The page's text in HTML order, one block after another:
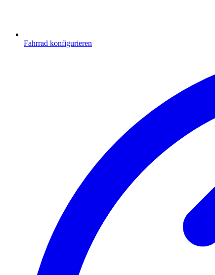
Fahrrad konfigurieren